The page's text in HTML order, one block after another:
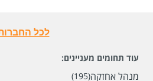
לכל
עוד תחומים מעניינים:
מנהל אחזקה(195)